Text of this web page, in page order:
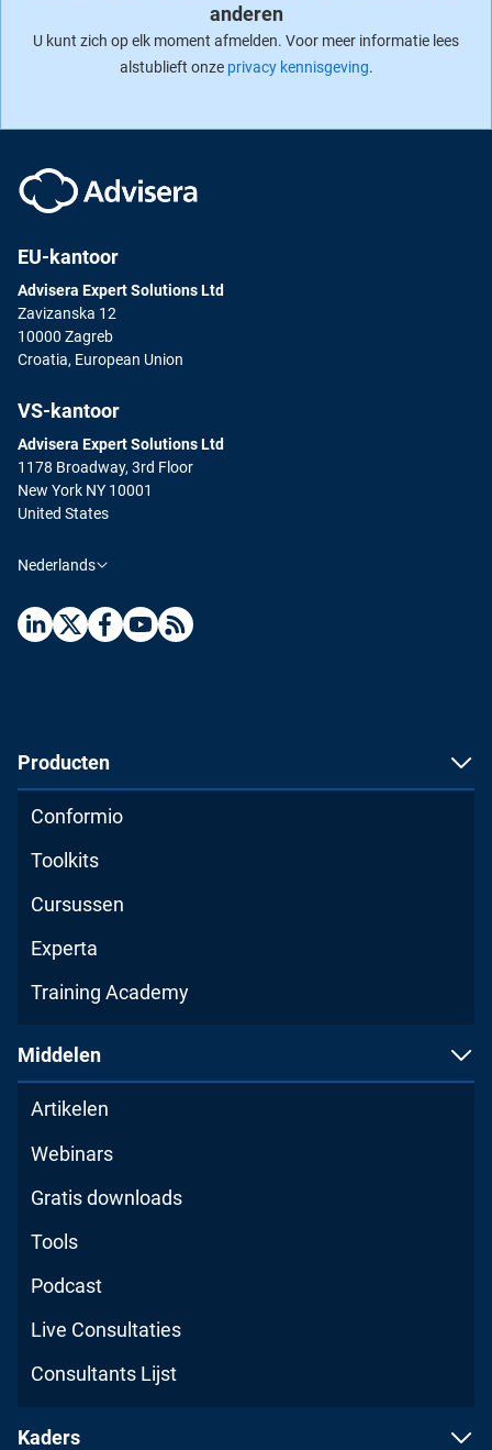
anderen
U kunt zich op elk moment afmelden. Voor meer informatie lees
alstublieft onze privacy kennisgeving.
EU-kantoor
Advisera Expert Solutions Ltd
Zavizanska 12
10000 Zagreb
Croatia, European Union
VS-kantoor
Advisera Expert Solutions Ltd
1178 Broadway, 3rd Floor
New York NY 10001
United States
Nederlands
Producten
Conformio
Toolkits
Cursussen
Experta
Training Academy
Middelen
Artikelen
Webinars
Gratis downloads
Tools
Podcast
Live Consultaties
Consultants Lijst
Kaders